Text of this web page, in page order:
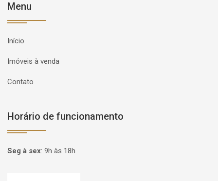
Menu
Início
Imóveis à venda
Contato
Horário de funcionamento
Seg à sex: 9h às 18h